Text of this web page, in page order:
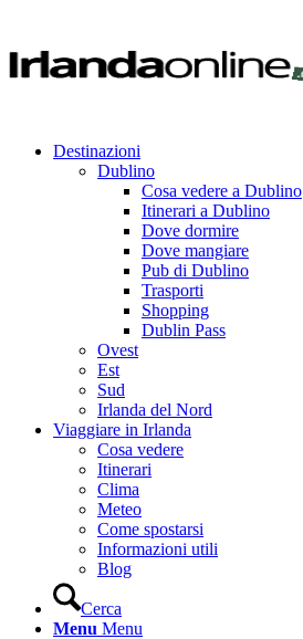
Destinazioni
Dublino
Cosa vedere a Dublino
Itinerari a Dublino
Dove dormire
Dove mangiare
Pub di Dublino
Trasporti
Shopping
Dublin Pass
Ovest
Est
Sud
Irlanda del Nord
Viaggiare in Irlanda
Cosa vedere
Itinerari
Clima
Meteo
Come spostarsi
Informazioni utili
Blog
Cerca
Menu Menu